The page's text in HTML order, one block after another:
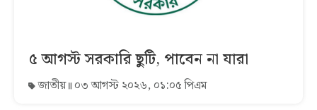
৫ আগস্ট সরকারি ছুটি, পাবেন না যারা
জাতীয় ০৩ আগস্ট ২০২৬, ০১:০৫ পিএম